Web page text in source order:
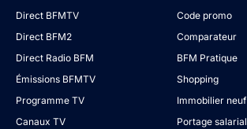
Direct BFMTV
Direct BFM2
Direct Radio BFM
Émissions BFMTV
Programme TV
Canaux TV
Code promo
Comparateur
BFM Pratique
Shopping
Immobilier neuf
Portage salarial